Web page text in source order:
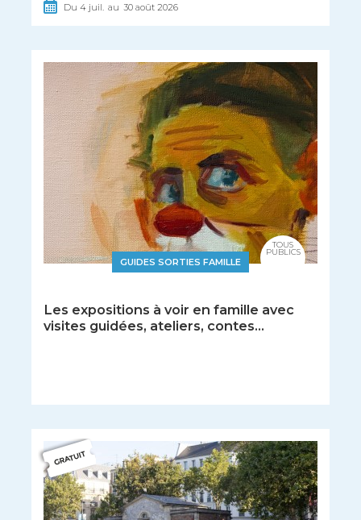
Du4 juil. au 30août 2026
GUIDES SORTIES FAMILLE
Les expositions à voir en famille avec
visites guidées, ateliers, contes...
TOUS
PUBLICS